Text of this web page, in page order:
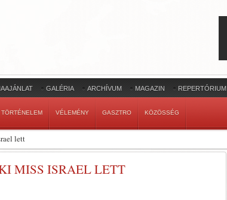
GALÉRIA ARCHÍVUM MAGAZIN REPERTÓRIUM
TÖRTÉNELEM VÉLEMÉNY GASZTRO KÖZÖSSÉG
lett
MISS ISRAEL LETT